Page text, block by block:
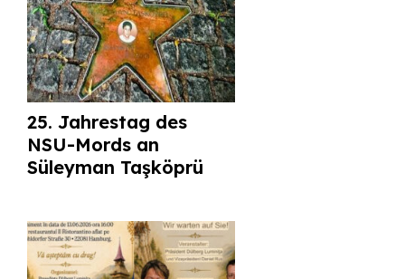
25. Jahrestag des
NSU-Mords an
Süleyman Taşköprü